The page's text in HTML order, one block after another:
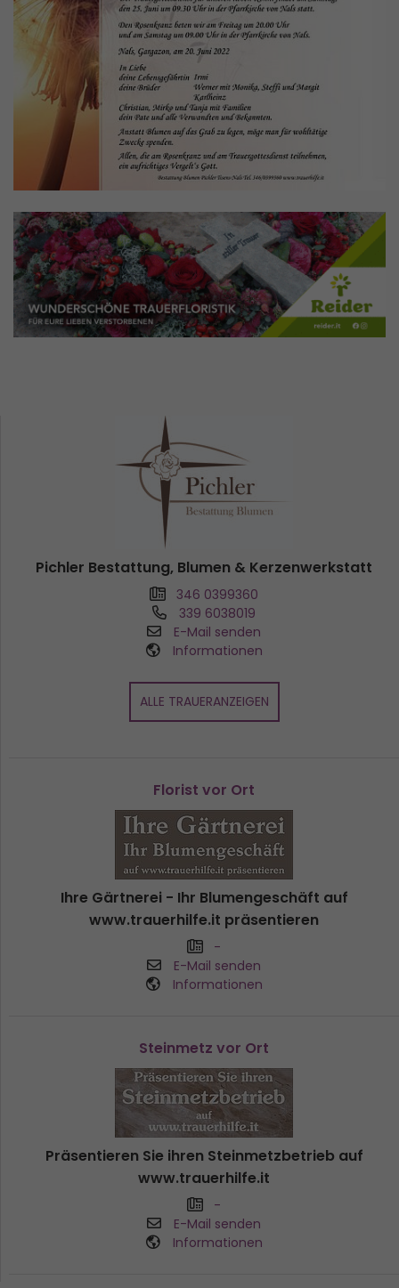
Pichler Bestattung, Blumen & Kerzenwerkstatt
346 0399360
339 6038019
E-Mail senden
Informationen
ALLE TRAUERANZEIGEN
Florist vor Ort
Ihre Gärtnerei - Ihr Blumengeschäft auf
www.trauerhilfe.it präsentieren
-
E-Mail senden
Informationen
Steinmetz vor Ort
Präsentieren Sie ihren Steinmetzbetrieb auf
www.trauerhilfe.it
-
E-Mail senden
Informationen